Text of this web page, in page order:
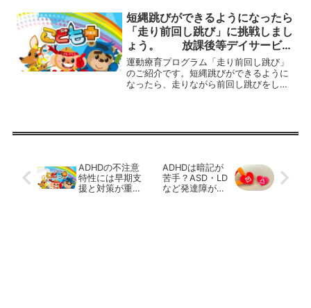
手なディスレクシアでは、黒板の字を読
み取って書き写すこと...
短縄跳びができるようになったら
「走り前回し跳び」に挑戦しまし
ょう。 放課後等デイサービス
の運動療育プログラム
運動療育プログラム「走り前回し跳び」
のご紹介です。短縄跳びができるように
なったら、走りながら前回し跳びをして
ADHDの不注意
特性には早期支
援と対策が重要
ADHDは暗記が
苦手？ASD・LD
など発達障がい